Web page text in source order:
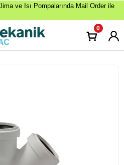
ve Isı Pompalarında Mail Order ile
0